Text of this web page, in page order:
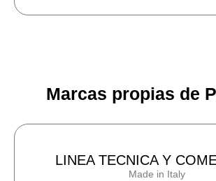
Marcas propias de
LINEA TECNICA Y
Made in Italy